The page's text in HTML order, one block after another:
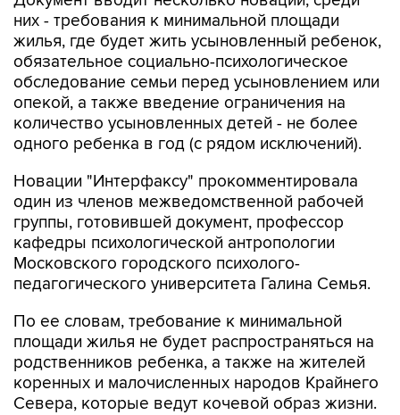
них - требования к минимальной площади
жилья, где будет жить усыновленный ребенок,
обязательное социально-психологическое
обследование семьи перед усыновлением или
опекой, а также введение ограничения на
количество усыновленных детей - не более
одного ребенка в год (с рядом исключений).
Новации "Интерфаксу" прокомментировала
один из членов межведомственной рабочей
группы, готовившей документ, профессор
кафедры психологической антропологии
Московского городского психолого-
педагогического университета Галина Семья.
По ее словам, требование к минимальной
площади жилья не будет распространяться на
родственников ребенка, а также на жителей
коренных и малочисленных народов Крайнего
Севера, которые ведут кочевой образ жизни.